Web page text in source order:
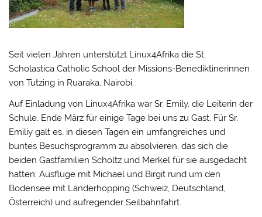
Seit vielen Jahren unterstützt Linux4Afrika die St.
Scholastica Catholic School der Missions-Benediktinerinnen
von Tutzing in Ruaraka, Nairobi.
Auf Einladung von Linux4Afrika war Sr. Emily, die Leiterin der
Schule, Ende März für einige Tage bei uns zu Gast. Für Sr.
Emiliy galt es, in diesen Tagen ein umfangreiches und
buntes Besuchsprogramm zu absolvieren, das sich die
beiden Gastfamilien Scholtz und Merkel für sie ausgedacht
hatten: Ausflüge mit Michael und Birgit rund um den
Bodensee mit Länderhopping (Schweiz, Deutschland,
Österreich) und aufregender Seilbahnfahrt.